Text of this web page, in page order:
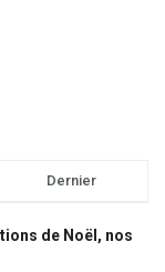
Dernier
de Noël, nos